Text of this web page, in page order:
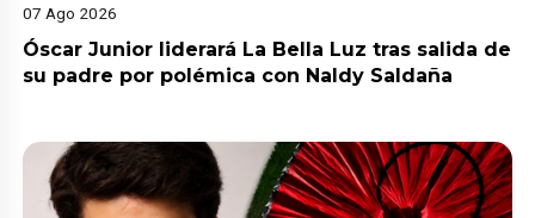
07 Ago 2026
Óscar Junior liderará La Bella Luz tras salida de
su padre por polémica con Naldy Saldaña